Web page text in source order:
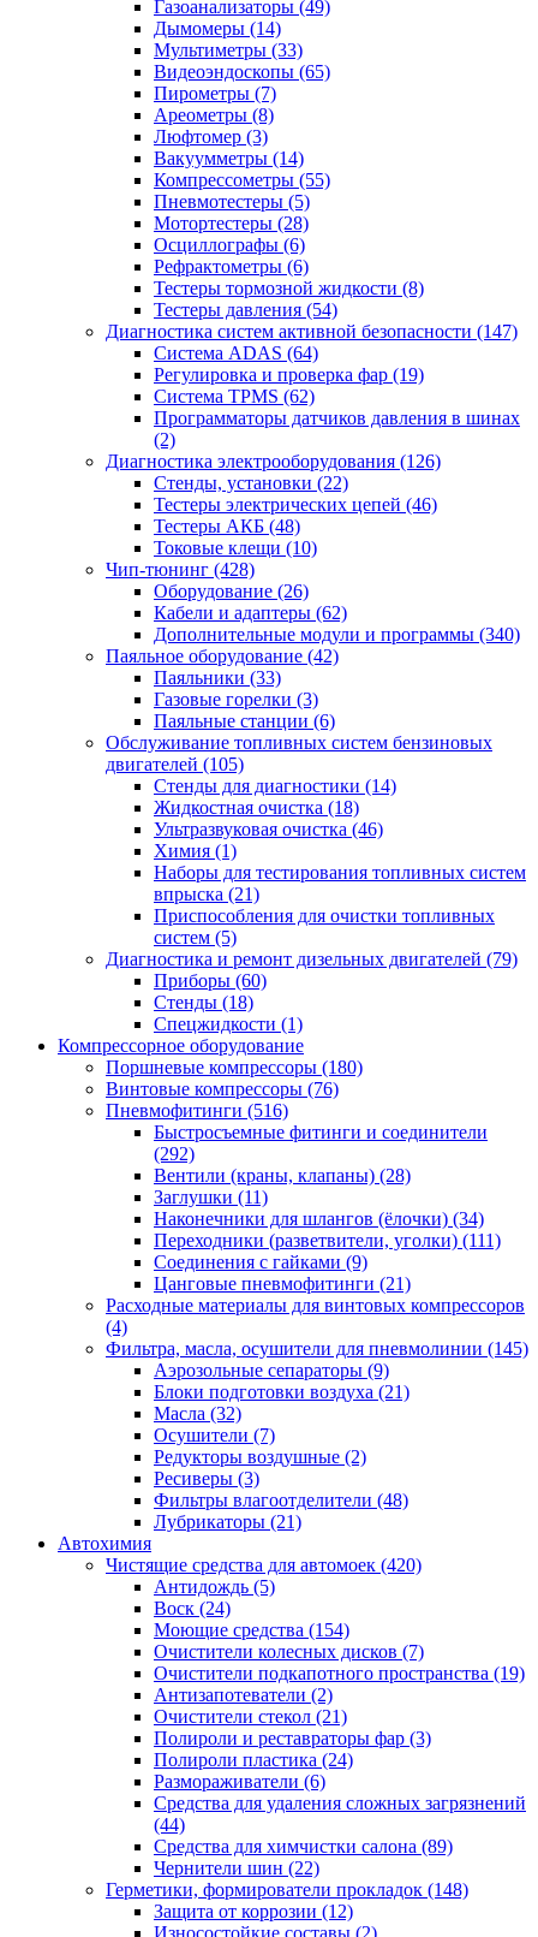
Газоанализаторы (49)
Дымомеры (14)
Мультиметры (33)
Видеоэндоскопы (65)
Пирометры (7)
Ареометры (8)
Люфтомер (3)
Вакуумметры (14)
Компрессометры (55)
Пневмотестеры (5)
Мотортестеры (28)
Осциллографы (6)
Рефрактометры (6)
Тестеры тормозной жидкости (8)
Тестеры давления (54)
Диагностика систем активной безопасности (147)
Система ADAS (64)
Регулировка и проверка фар (19)
Система TPMS (62)
Программаторы датчиков давления в шинах
(2)
Диагностика электрооборудования (126)
Стенды, установки (22)
Тестеры электрических цепей (46)
Тестеры АКБ (48)
Токовые клещи (10)
Чип-тюнинг (428)
Оборудование (26)
Кабели и адаптеры (62)
Дополнительные модули и программы (340)
Паяльное оборудование (42)
Паяльники (33)
Газовые горелки (3)
Паяльные станции (6)
Обслуживание топливных систем бензиновых
двигателей (105)
Стенды для диагностики (14)
Жидкостная очистка (18)
Ультразвуковая очистка (46)
Химия (1)
Наборы для тестирования топливных систем
впрыска (21)
Приспособления для очистки топливных
систем (5)
Диагностика и ремонт дизельных двигателей (79)
Приборы (60)
Стенды (18)
Спецжидкости (1)
Компрессорное оборудование
Поршневые компрессоры (180)
Винтовые компрессоры (76)
Пневмофитинги (516)
Быстросъемные фитинги и соединители
(292)
Вентили (краны, клапаны) (28)
Заглушки (11)
Наконечники для шлангов (ёлочки) (34)
Переходники (разветвители, уголки) (111)
Соединения с гайками (9)
Цанговые пневмофитинги (21)
Расходные материалы для винтовых компрессоров
(4)
Фильтра, масла, осушители для пневмолинии (145)
Аэрозольные сепараторы (9)
Блоки подготовки воздуха (21)
Масла (32)
Осушители (7)
Редукторы воздушные (2)
Ресиверы (3)
Фильтры влагоотделители (48)
Лубрикаторы (21)
Автохимия
Чистящие средства для автомоек (420)
Антидождь (5)
Воск (24)
Моющие средства (154)
Очистители колесных дисков (7)
Очистители подкапотного пространства (19)
Антизапотеватели (2)
Очистители стекол (21)
Полироли и реставраторы фар (3)
Полироли пластика (24)
Размораживатели (6)
Средства для удаления сложных загрязнений
(44)
Средства для химчистки салона (89)
Чернители шин (22)
Герметики, формирователи прокладок (148)
Защита от коррозии (12)
Износостойкие составы (2)